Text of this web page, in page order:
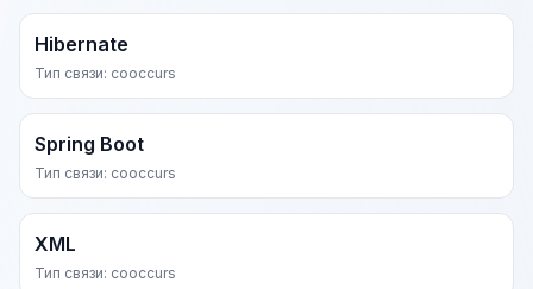
Hibernate
Тип связи: cooccurs
Spring Boot
Тип связи: cooccurs
XML
Тип связи: cooccurs